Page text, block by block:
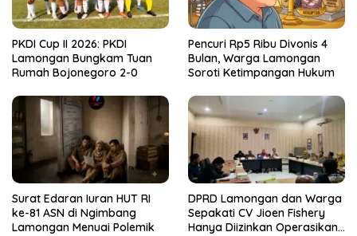
PKDI Cup II 2026: PKDI
Lamongan Bungkam Tuan
Rumah Bojonegoro 2-0
Pencuri Rp5 Ribu Divonis 4
Bulan, Warga Lamongan
Soroti Ketimpangan Hukum
Surat Edaran Iuran HUT RI
ke-81 ASN di Ngimbang
Lamongan Menuai Polemik
DPRD Lamongan dan Warga
Sepakati CV Jioen Fishery
Hanya Diizinkan Operasikan